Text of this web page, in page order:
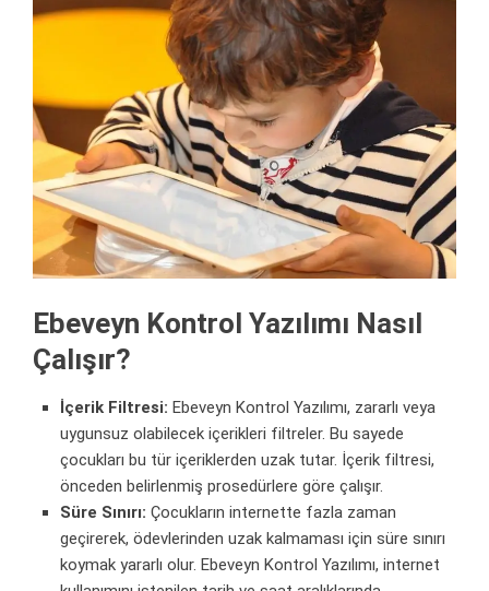
Ebeveyn Kontrol Yazılımı Nasıl
Çalışır?
İçerik Filtresi: Ebeveyn Kontrol Yazılımı, zararlı veya
uygunsuz olabilecek içerikleri filtreler. Bu sayede
çocukları bu tür içeriklerden uzak tutar. İçerik filtresi,
önceden belirlenmiş prosedürlere göre çalışır.
Süre Sınırı: Çocukların internette fazla zaman
geçirerek, ödevlerinden uzak kalmaması için süre sınırı
koymak yararlı olur. Ebeveyn Kontrol Yazılımı, internet